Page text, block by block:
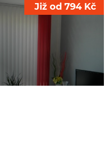
Již od 794 Kč